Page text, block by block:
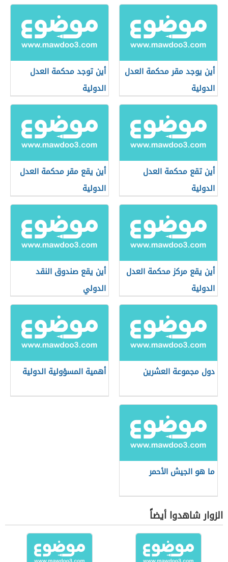
أين يوجد مقر محكمة العدل
الدولية
أين توجد محكمة العدل
الدولية
أين تقع محكمة العدل
الدولية
أين يقع مقر محكمة العدل
الدولية
أين يقع مركز محكمة العدل
الدولية
أين يقع صندوق النقد
الدولي
دول مجموعة العشرين أهمية المسؤولية الدولية
ما هو الجيش الأحمر
الزوار شاهدوا أيضاً